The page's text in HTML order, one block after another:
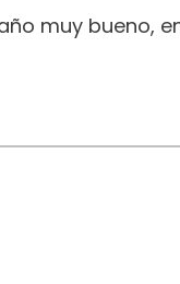
muy bueno,